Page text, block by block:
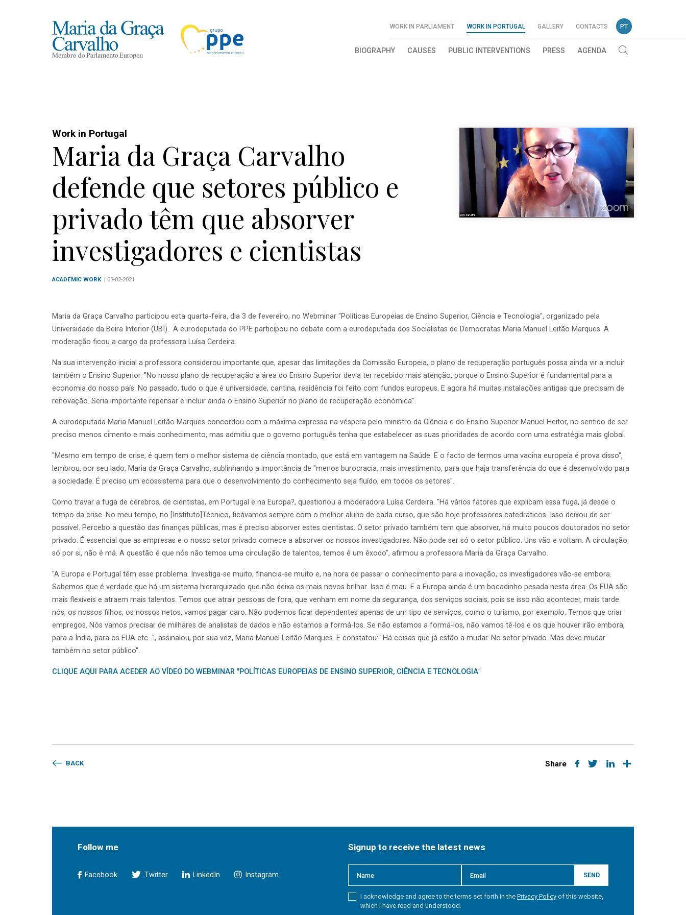
WORK IN PARLIAMENT WORK IN PORTUGAL GALLERY CONTACTS PT
BIOGRAPHY CAUSES PUBLIC INTERVENTIONS PRESS AGENDA
Work in Portugal
Maria da Graça Carvalho
defende que setores público e
privado têm que absorver
investigadores e cientistas
ACADEMIC WORK | 03-02-2021
Maria da Graça Carvalho participou esta quarta-feira, dia 3 de fevereiro, no Webminar "Políticas Europeias de Ensino Superior, Ciência e Tecnologia", organizado pela
Universidade da Beira Interior (UBI). A eurodeputada do PPE participou no debate com a eurodeputada dos Socialistas de Democratas Maria Manuel Leitão Marques. A
moderação ficou a cargo da professora Luísa Cerdeira.
Na sua intervenção inicial a professora considerou importante que, apesar das limitações da Comissão Europeia, o plano de recuperação português possa ainda vir a incluir
também o Ensino Superior. "No nosso plano de recuperação a área do Ensino Superior devia ter recebido mais atenção, porque o Ensino Superior é fundamental para a
economia do nosso país. No passado, tudo o que é universidade, cantina, residência foi feito com fundos europeus. E agora há muitas instalações antigas que precisam de
renovação. Seria importante repensar e incluir ainda o Ensino Superior no plano de recuperação económica".
A eurodeputada Maria Manuel Leitão Marques concordou com a máxima expressa na véspera pelo ministro da Ciência e do Ensino Superior Manuel Heitor, no sentido de ser
preciso menos cimento e mais conhecimento, mas admitiu que o governo português tenha que estabelecer as suas prioridades de acordo com uma estratégia mais global.
"Mesmo em tempo de crise, é quem tem o melhor sistema de ciência montado, que está em vantagem na Saúde. E o facto de termos uma vacina europeia é prova disso",
lembrou, por seu lado, Maria da Graça Carvalho, sublinhando a importância de "menos burocracia, mais investimento, para que haja transferência do que é desenvolvido para
a sociedade. É preciso um ecossistema para que o desenvolvimento do conhecimento seja fluído, em todos os setores".
Como travar a fuga de cérebros, de cientistas, em Portugal e na Europa?, questionou a moderadora Luísa Cerdeira. "Há vários fatores que explicam essa fuga, já desde o
tempo da crise. No meu tempo, no [Instituto]Técnico, ficávamos sempre com o melhor aluno de cada curso, que são hoje professores catedráticos. Isso deixou de ser
possível. Percebo a questão das finanças públicas, mas é preciso absorver estes cientistas. O setor privado também tem que absorver, há muito poucos doutorados no setor
privado. É essencial que as empresas e o nosso setor privado comece a absorver os nossos investigadores. Não pode ser só o setor público. Uns vão e voltam. A circulação,
só por si, não é má. A questão é que nós não temos uma circulação de talentos, temos é um êxodo", afirmou a professora Maria da Graça Carvalho.
"A Europa e Portugal têm esse problema. Investiga-se muito, financia-se muito e, na hora de passar o conhecimento para a inovação, os investigadores vão-se embora.
Sabemos que é verdade que há um sistema hierarquizado que não deixa os mais novos brilhar. Isso é mau. E a Europa ainda é um bocadinho pesada nesta área. Os EUA são
mais flexíveis e atraem mais talentos. Temos que atrair pessoas de fora, que venham em nome da segurança, dos serviços sociais, pois se isso não acontecer, mais tarde
nós, os nossos filhos, os nossos netos, vamos pagar caro. Não podemos ficar dependentes apenas de um tipo de serviços, como o turismo, por exemplo. Temos que criar
empregos. Nós vamos precisar de milhares de analistas de dados e não estamos a formá-los. Se não estamos a formá-los, não vamos tê-los e os que houver irão embora,
para a Índia, para os EUA etc...", assinalou, por sua vez, Maria Manuel Leitão Marques. E constatou: "Há coisas que já estão a mudar. No setor privado. Mas deve mudar
também no setor público".
CLIQUE AQUI PARA ACEDER AO VÍDEO DO WEBMINAR "POLÍTICAS EUROPEIAS DE ENSINO SUPERIOR, CIÊNCIA E TECNOLOGIA"
BACK Share
Follow me
Facebook Twitter LinkedIn Instagram
Signup to receive the latest news
SEND
I acknowledge and agree to the terms set forth in the Privacy Policy of this website,
which I have read and understood.